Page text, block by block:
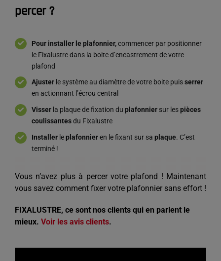
percer ?
Pour installer le plafonnier,commencer par positionner
le Fixalustre dans la boite d’encastrement de votre
plafond
Ajuster le système au diamètre de votre boite puisserrer
en actionnant l’écrou central
Visser la plaque de fixation du plafonnier sur lespièces
coulissantesdu Fixalustre
Installer leplafonnieren le fixant sur sa plaque. C’est
terminé !
Vous n’avez plus à percer votre plafond ! Maintenant
vous savez comment fixer votre plafonnier sans effort !
FIXALUSTRE, ce sont nos clients qui en parlent le
mieux. Voir les avis clients.